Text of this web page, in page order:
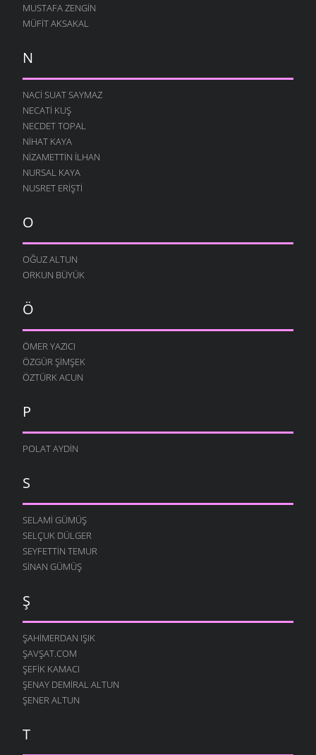
MUSTAFA ZENGIN
MÜFIT AKSAKAL
N
NACI SUAT SAYMAZ
NECATI KUŞ
NECDET TOPAL
NIHAT KAYA
NIZAMETTIN İLHAN
NURSAL KAYA
NUSRET ERIŞTI
O
OĞUZ ALTUN
ORKUN BÜYÜK
Ö
ÖMER YAZICI
ÖZGÜR ŞIMŞEK
ÖZTÜRK ACUN
P
POLAT AYDIN
S
SELAMI GÜMÜŞ
SELÇUK DÜLGER
SEYFETTIN TEMUR
SINAN GÜMÜŞ
Ş
ŞAHIMERDAN IŞIK
ŞAVŞAT.COM
ŞEFIK KAMACI
ŞENAY DEMIRAL ALTUN
ŞENER ALTUN
T